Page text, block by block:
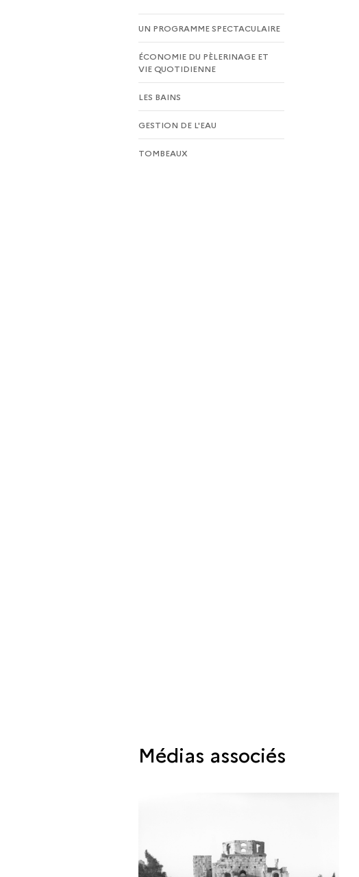
UN PROGRAMME SPECTACULAIRE
ÉCONOMIE DU PÈLERINAGE ET
VIE QUOTIDIENNE
LES BAINS
GESTION DE L'EAU
TOMBEAUX
Médias associés